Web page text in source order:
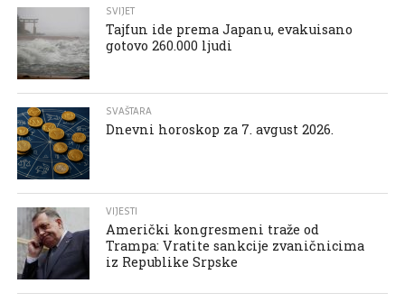
SVIJET
Tajfun ide prema Japanu, evakuisano
gotovo 260.000 ljudi
SVAŠTARA
Dnevni horoskop za 7. avgust 2026.
VIJESTI
Američki kongresmeni traže od
Trampa: Vratite sankcije zvaničnicima
iz Republike Srpske